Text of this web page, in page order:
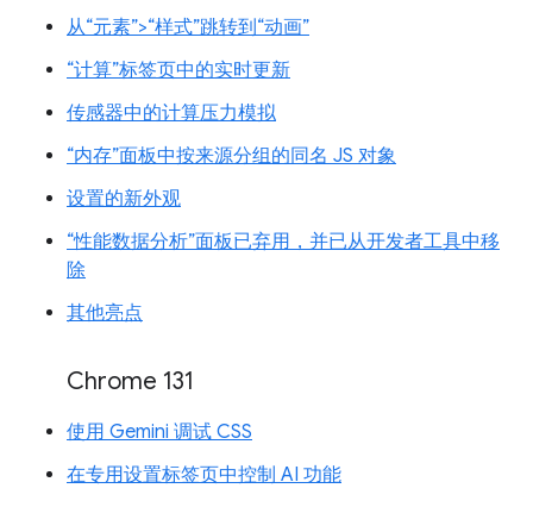
从“元素”>“样式”跳转到“动画”
“计算”标签页中的实时更新
传感器中的计算压力模拟
“内存”面板中按来源分组的同名 JS 对象
设置的新外观
“性能数据分析”面板已弃用，并已从开发者工具中移
除
其他亮点
Chrome 131
使用 Gemini 调试 CSS
在专用设置标签页中控制 AI 功能